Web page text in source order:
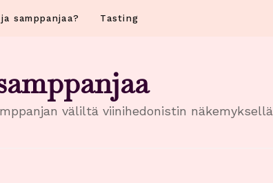
samppanjaa? Tasting
väliltä viinihedonistin näkemyksellä